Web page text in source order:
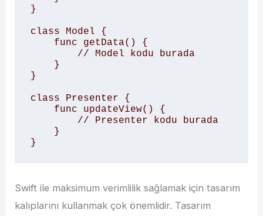
}
class Model {
}
class Presenter {
}
Swift ile maksimum verimlilik sağlamak için tasarım
kalıplarını kullanmak çok önemlidir. Tasarım